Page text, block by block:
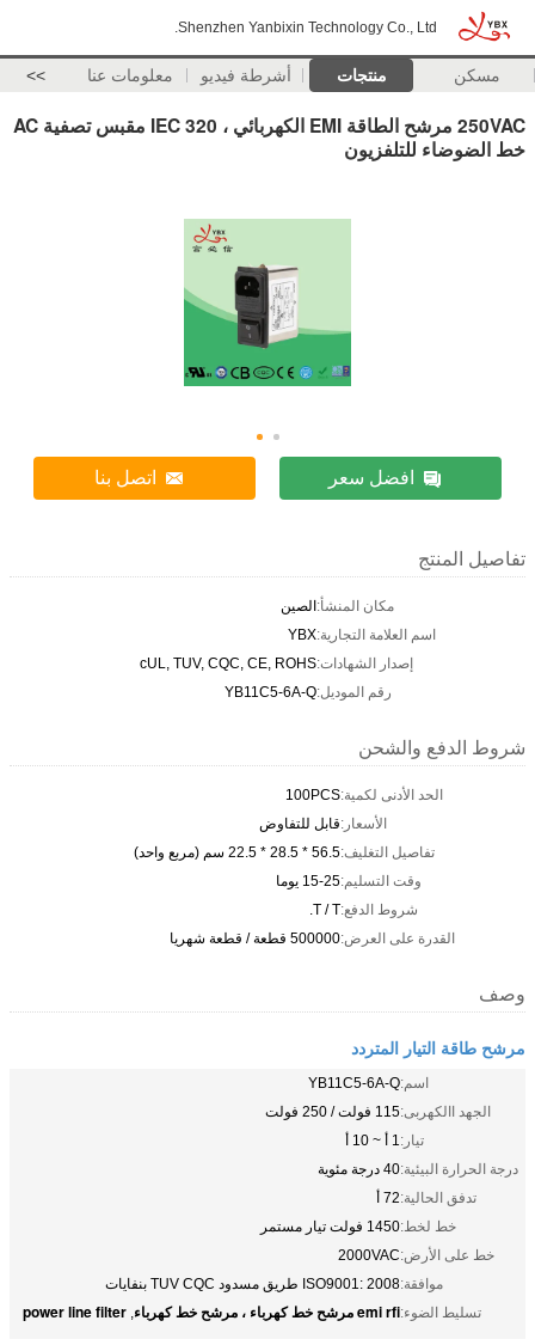
Shenzhen Yanbixin Technology Co., Ltd.
مسكن منتجات أشرطة فيديو معلومات عنا >>
250VAC مرشح الطاقة EMI الكهربائي ، IEC 320 مقبس تصفية AC
خط الضوضاء للتلفزيون
افضل سعر اتصل بنا
تفاصيل المنتج
مكان المنشأ:الصين
اسم العلامة التجارية:YBX
إصدار الشهادات:cUL, TUV, CQC, CE, ROHS
رقم الموديل:YB11C5-6A-Q
شروط الدفع والشحن
الحد الأدنى لكمية:100PCS
الأسعار:قابل للتفاوض
تفاصيل التغليف:56.5 * 28.5 * 22.5 سم (مربع واحد)
وقت التسليم:15-25 يوما
شروط الدفع:T / T.
القدرة على العرض:500000 قطعة / قطعة شهريا
وصف
مرشح طاقة التيار المتردد
اسم:YB11C5-6A-Q
الجهد االكهربى:115 فولت / 250 فولت
تيار:1 أ ~ 10 أ
درجة الحرارة البيئية:40 درجة مئوية
تدفق الحالية:72 أ
خط لخط:1450 فولت تيار مستمر
خط على الأرض:2000VAC
موافقة:ISO9001: 2008 طريق مسدود TUV CQC بنفايات
تسليط الضوء:emi rfi مرشح خط كهرباء ، مرشح خط كهرباء ,
power line filter